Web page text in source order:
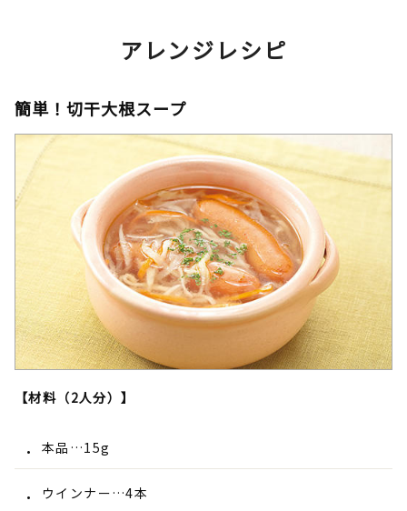
アレンジレシピ
簡単！切干大根スープ
【材料（2人分）】
本品…15g
ウインナー…4本